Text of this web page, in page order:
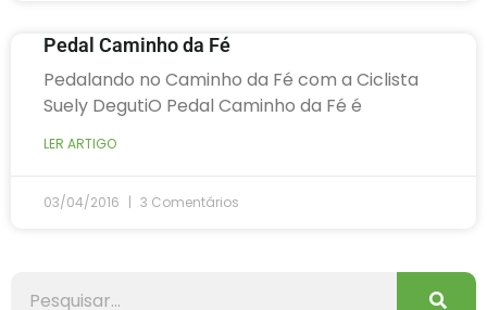
Pedal Caminho da Fé
Pedalando no Caminho da Fé com a Ciclista
Suely DegutiO Pedal Caminho da Fé é
LER ARTIGO
03/04/2016 3 Comentários